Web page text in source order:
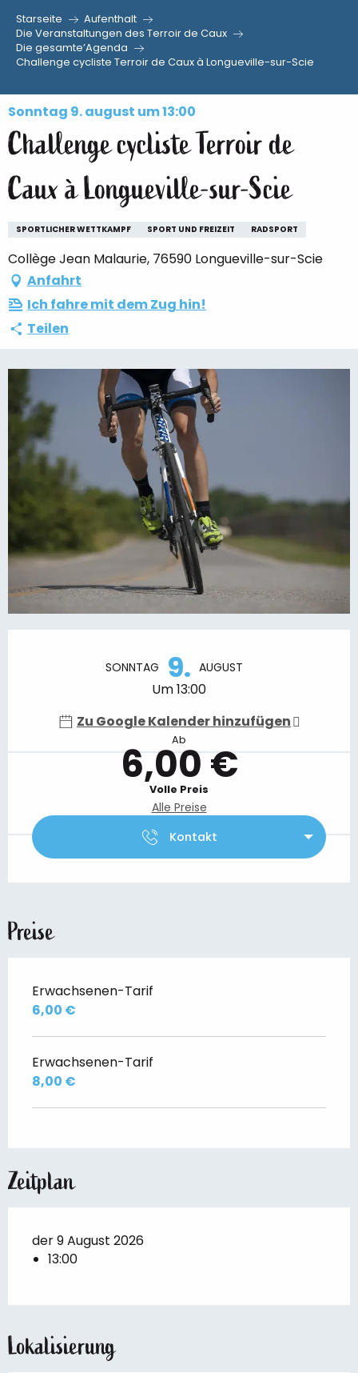
Aller
principal
Starseite
Aufenthalt
Die Veranstaltungen des Terroir de Caux
Die gesamte’Agenda
Challenge cycliste Terroir de Caux à Longueville-sur-Scie
Sonntag 9. august um 13:00
Challenge cycliste Terroir de
Caux à Longueville-sur-Scie
SPORTLICHER WETTKAMPF SPORT UND FREIZEIT RADSPORT
Collège Jean Malaurie, 76590 Longueville-sur-Scie
Anfahrt
Ich fahre mit dem Zug hin!
Teilen
SONNTAG 9. AUGUST
Um 13:00
Zu Google Kalender hinzufügen
Ab
6,00 €
Volle Preis
Alle Preise
Kontakt
Preise
Erwachsenen-Tarif
6,00 €
Erwachsenen-Tarif
8,00 €
Zeitplan
der 9 August 2026
13:00
Lokalisierung